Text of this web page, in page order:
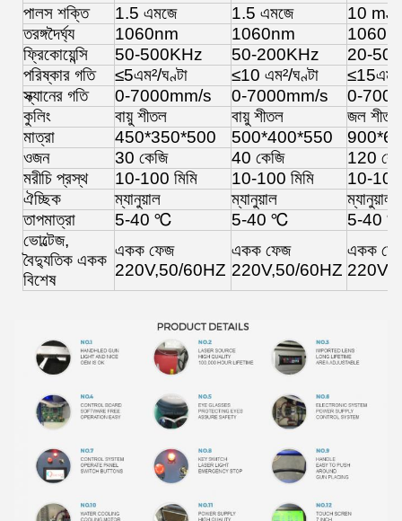
পালস শক্তি
1.5 এমজে 1.5 এমজে
10 mJ
তরঙ্গদৈর্ঘ্য
1060nm 1060nm
ফ্রিকোয়েন্সি
50-500KHz 50-200KHz
20-
পরিষ্কার গতি
≤5এম²/ঘণ্টা ≤10 এম²/ঘণ্টা ≤15এম
স্ক্যানের গতি
0-7000mm/s 0-7000mm/s
0-
কুলিং
বায়ু শীতল বায়ু শীতল
জল শীতল
মাত্রা
450*350*500 500*400*550
ওজন
30 কেজি 40 কেজি
120
মরীচি প্রস্থ
10-100 মিমি 10-100 মিমি
10-100
ঐচ্ছিক
ম্যানুয়াল ম্যানুয়াল
ম্যানুয়াল
তাপমাত্রা
5-40 ℃ 5-40 ℃
5-40
ভোল্টেজ,
বৈদ্যুতিক একক
বিশেষ
একক ফেজ
220V,50/60HZ
একক ফেজ
220V,50/60HZ
একক